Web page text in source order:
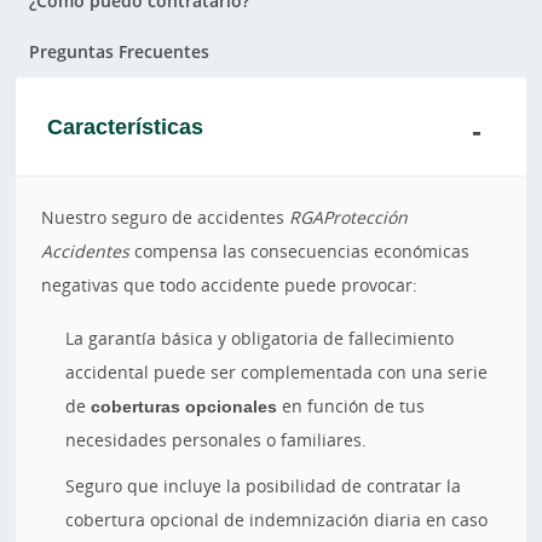
Preguntas Frecuentes
Características
Nuestro seguro de accidentes RGAProtección
Accidentescompensa las consecuencias económicas
negativas que todo accidente puede provocar:
La garantía básica y obligatoria de fallecimiento
accidental puede ser complementada con una serie
decoberturas opcionales en función de tus
necesidades personales o familiares.
Seguro que incluye la posibilidad de contratar la
cobertura opcional de indemnización diaria en caso